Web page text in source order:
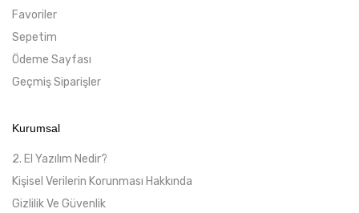
Favoriler
Sepetim
Ödeme Sayfası
Geçmiş Siparişler
Kurumsal
2. El Yazılım Nedir?
Kişisel Verilerin Korunması Hakkında
Gizlilik Ve Güvenlik